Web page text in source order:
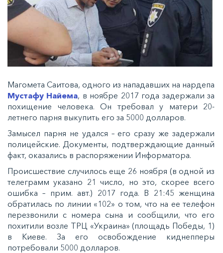
Магомета Саитова, одного из нападавших на нардепа
Мустафу Найема, в ноябре 2017 года задержали за
похищение человека. Он требовал у матери 20-
летнего парня выкупить его за 5000 долларов.
Замысел парня не удался – его сразу же задержали
полицейские. Документы, подтверждающие данный
факт, оказались в распоряжении Информатора.
Происшествие случилось еще 26 ноября (в одной из
телеграмм указано 21 число, но это, скорее всего
ошибка – прим. авт.) 2017 года. В 21:45 женщина
обратилась по линии «102» о том, что на ее телефон
перезвонили с номера сына и сообщили, что его
похитили возле ТРЦ «Украина» (площадь Победы, 1)
в Киеве. За его освобождение киднепперы
потребовали 5000 долларов.